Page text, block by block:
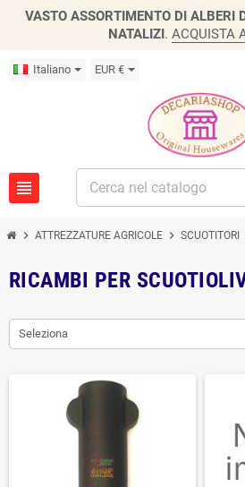
VASTO ASSORTIMENTO DI ALBERI
NATALIZI. ACQUISTA
Italiano EUR €
view_headline
chevron_right ATTREZZATURE AGRICOLE chevron_right SCUOTITORI
RICAMBI PER
Seleziona